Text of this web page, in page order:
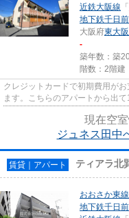
近鉄大阪線 「
地下鉄千日
大阪府東大
-
築年数：築
階数：2階建
クレジットカードで初期費用が
ます。こちらのアパートから出
力のアパートです。こちらの物...
現在空
ジュネス田中
賃貸｜アパート ティアラ北
おおさか東線
地下鉄千日